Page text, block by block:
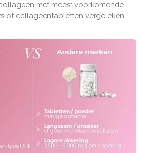
met meest voorkomende
of collageentabletten vergeleken.